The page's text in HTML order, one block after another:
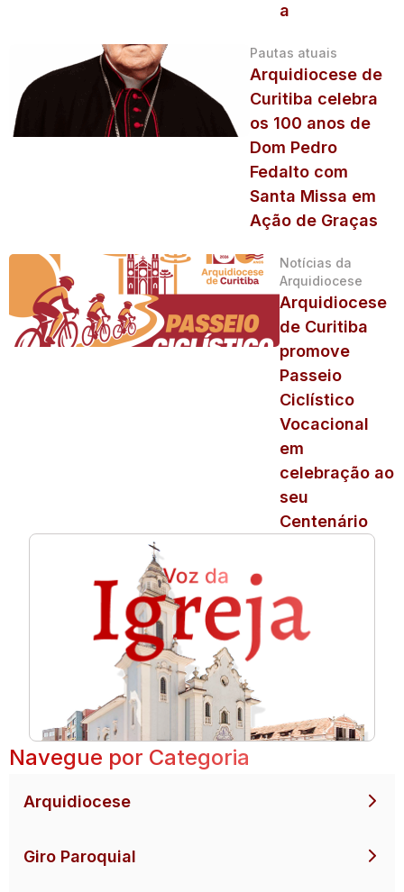
a
Pautas atuais
Arquidiocese de
Curitiba celebra
os 100 anos de
Dom Pedro
Fedalto com
Santa Missa em
Ação de Graças
Notícias da
Arquidiocese
Arquidiocese
de Curitiba
promove
Passeio
Ciclístico
Vocacional
em
celebração ao
seu
Centenário
Navegue por Categoria
Arquidiocese
Giro Paroquial